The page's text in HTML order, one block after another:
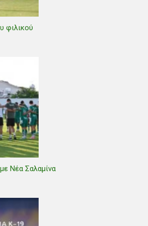
φιλικού
Νέα Σαλαμίνα